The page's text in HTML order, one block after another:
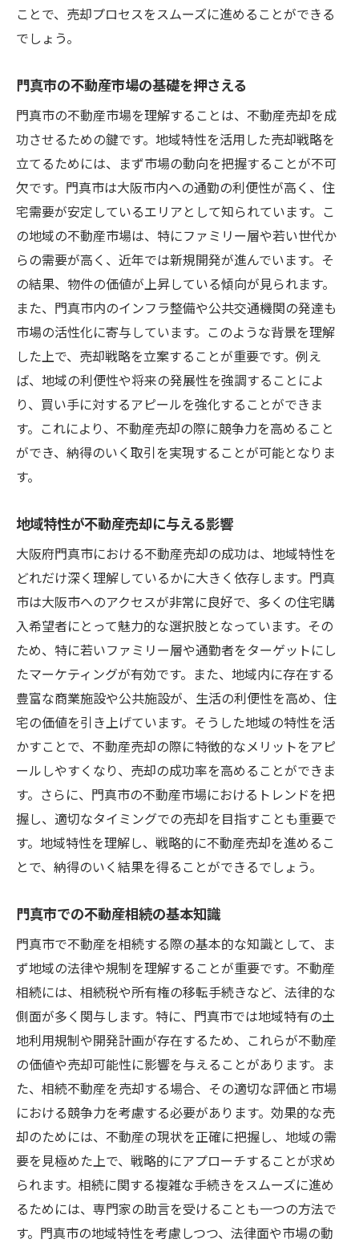
地域密着型売却のメリットと実践方法
地域コミュニティを生かした売却促進法
門真市における不動産相続売却地域特性を最大
限に活かす方法
地域特性を活かした売却ターゲットの設定
効果的なターゲティングで売却を加速
地域イベントを活用した販売促進策
門真市の将来性を視野に入れた売却戦略
エリア情報を活用した物件価値の向上方法
地域特性に応じた売却リスク管理法
不動産売却成功のカギ門真市の市場動向を深く
理解する
門真市の市場動向を掴むための情報源
市場動向分析の重要性と方法
不動産価格変動の要因を知る
市場動向を踏まえた交渉術のポイント
門真市での不動産売却地域特性を活かした価値
最大化の秘訣
物件の魅力を最大化するリノベーションア
イデア
バリューアップを図るインテリア提案
地域特性に応じたプロモーション計画
地元のつながりを活かした口コミ戦略
地域イベントを活用したオープンハウスの
実施
大阪府門真市の不動産売却プロが教える相続物
件の効果的な売り方
プロが推奨する相続物件の売却手順
相続税対策を意識した売却プランニング
売却前に考慮すべき法的手続き
不動産査定の重要性とその活用
プロフェッショナルによる売却サポートの
選び方
地域に根ざした不動産売却戦略門真市での成功
を目指して
地域密着戦略が持つ強みとその活用
地元のネットワークを活かした売却
地域特性に合わせたメディア活用法
成功事例に学ぶ地域戦略の具体策
門真市の潜在顧客を掴むためのヒント
ことで、売却プロセスをスムーズに進めることができる
でしょう。
門真市の不動産市場の基礎を押さえる
門真市の不動産市場を理解することは、不動産売却を成
功させるための鍵です。地域特性を活用した売却戦略を
立てるためには、まず市場の動向を把握することが不可
欠です。門真市は大阪市内への通勤の利便性が高く、住
宅需要が安定しているエリアとして知られています。こ
の地域の不動産市場は、特にファミリー層や若い世代か
らの需要が高く、近年では新規開発が進んでいます。そ
の結果、物件の価値が上昇している傾向が見られます。
また、門真市内のインフラ整備や公共交通機関の発達も
市場の活性化に寄与しています。このような背景を理解
した上で、売却戦略を立案することが重要です。例え
ば、地域の利便性や将来の発展性を強調することによ
り、買い手に対するアピールを強化することができま
す。これにより、不動産売却の際に競争力を高めること
ができ、納得のいく取引を実現することが可能となりま
す。
地域特性が不動産売却に与える影響
大阪府門真市における不動産売却の成功は、地域特性を
どれだけ深く理解しているかに大きく依存します。門真
市は大阪市へのアクセスが非常に良好で、多くの住宅購
入希望者にとって魅力的な選択肢となっています。その
ため、特に若いファミリー層や通勤者をターゲットにし
たマーケティングが有効です。また、地域内に存在する
豊富な商業施設や公共施設が、生活の利便性を高め、住
宅の価値を引き上げています。そうした地域の特性を活
かすことで、不動産売却の際に特徴的なメリットをアピ
ールしやすくなり、売却の成功率を高めることができま
す。さらに、門真市の不動産市場におけるトレンドを把
握し、適切なタイミングでの売却を目指すことも重要で
す。地域特性を理解し、戦略的に不動産売却を進めるこ
とで、納得のいく結果を得ることができるでしょう。
門真市での不動産相続の基本知識
門真市で不動産を相続する際の基本的な知識として、ま
ず地域の法律や規制を理解することが重要です。不動産
相続には、相続税や所有権の移転手続きなど、法律的な
側面が多く関与します。特に、門真市では地域特有の土
地利用規制や開発計画が存在するため、これらが不動産
の価値や売却可能性に影響を与えることがあります。ま
た、相続不動産を売却する場合、その適切な評価と市場
における競争力を考慮する必要があります。効果的な売
却のためには、不動産の現状を正確に把握し、地域の需
要を見極めた上で、戦略的にアプローチすることが求め
られます。相続に関する複雑な手続きをスムーズに進め
るためには、専門家の助言を受けることも一つの方法で
す。門真市の地域特性を考慮しつつ、法律面や市場の動